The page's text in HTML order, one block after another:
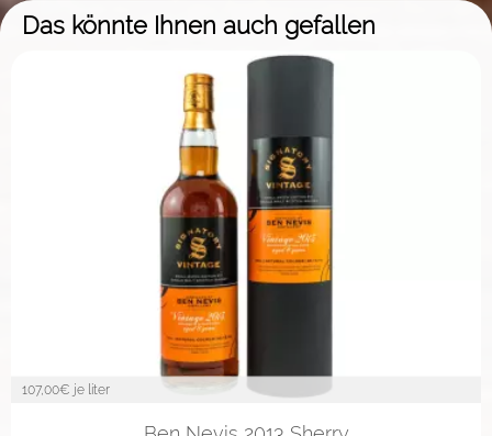
Das könnte Ihnen auch gefallen
107,00€ je liter